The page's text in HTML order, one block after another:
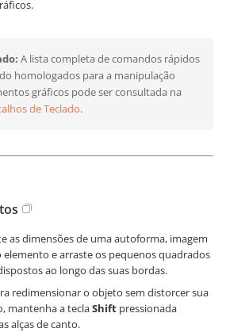
A lista completa de comandos rápidos
homologados para a manipulação
gráficos pode ser consultada na
de Teclado.
as dimensões de uma autoforma, imagem
e arraste os pequenos quadrados
ao longo das suas bordas.
redimensionar o objeto sem distorcer sua
mantenha a teclaShift pressionada
alças de canto.